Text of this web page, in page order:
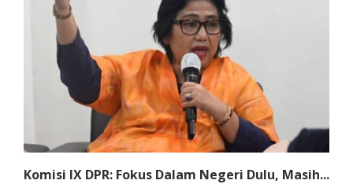
Komisi IX DPR: Fokus Dalam Negeri Dulu, Masih...